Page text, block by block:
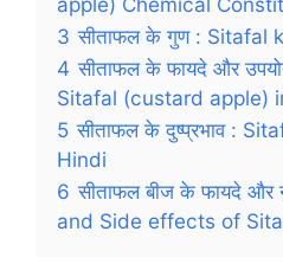
3 सीताफल के गुण : Sitafal
4 सीताफल के फायदे और
Sitafal (custard apple)
5 सीताफल के दुष्प्रभाव :
Hindi
6 सीताफल बीज के फायदे
and Side effects of